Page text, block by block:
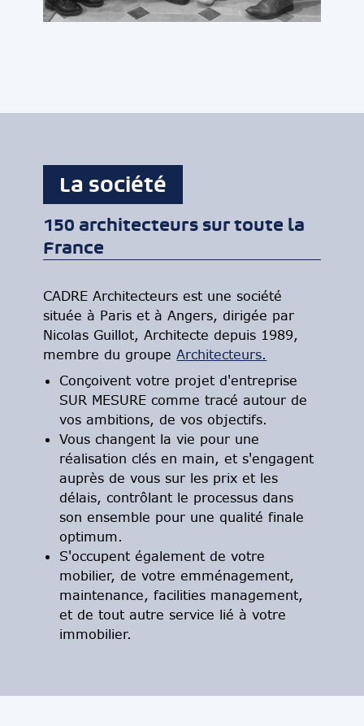
La société
150 architecteurs sur toute la
France
CADRE Architecteurs est une société
située à Paris et à Angers, dirigée par
Nicolas Guillot, Architecte depuis 1989,
membre du groupeArchitecteurs.
Conçoivent votre projet d'entreprise
SUR MESURE comme tracé autour de
vos ambitions, de vos objectifs.
Vous changent la vie pour une
réalisation clés en main, et s'engagent
auprès de vous sur les prix et les
délais, contrôlant le processus dans
son ensemble pour une qualité finale
optimum.
S'occupent également de votre
mobilier, de votre emménagement,
maintenance, facilities management,
et de tout autre service lié à votre
immobilier.